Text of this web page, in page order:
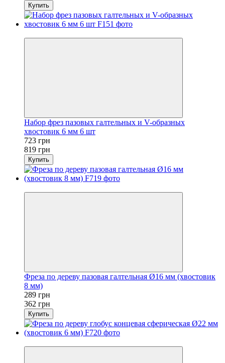
Купить
Набор фрез пазовых галтельных и V-образных
хвостовик 6 мм 6 шт
723 грн
819 грн
Купить
Фреза по дереву пазовая галтельная Ø16 мм (хвостовик
8 мм)
289 грн
362 грн
Купить